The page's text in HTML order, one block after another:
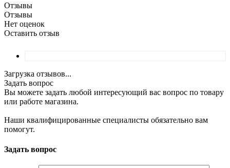
Отзывы
Отзывы
Нет оценок
Оставить отзыв
Загрузка отзывов...
Задать вопрос
Вы можете задать любой интересующий вас вопрос по товару
или работе магазина.
Наши квалифицированные специалисты обязательно вам
помогут.
Задать вопрос